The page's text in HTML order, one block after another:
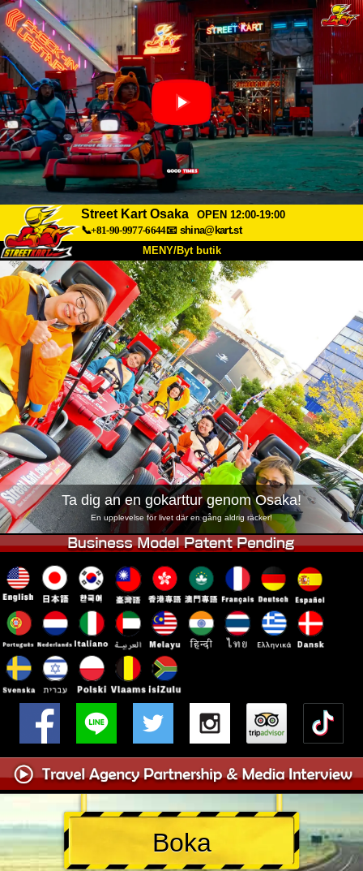
Street Kart Osaka
OPEN 12:00-19:00
📞+81-90-9977-6644📧 shina@kart.st
MENY/Byt butik
HEM
Om oss Specifikationer
Hitta hit Röster
Företag Boka
Byt butik
Tokyo Shinagawa Tokyo Akihabara#1
Tokyo Akihabara#2 Tokyo Shibuya
Tokyo Shibuya Annex Tokyo Bay
Tokyo Asakusa Osaka
Okinawa
Ta dig an en gokarttur genom Osaka!
En upplevelse för livet där en gång aldrig räcker!
Boka